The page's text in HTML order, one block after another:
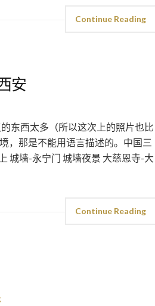
Continue Reading
安
东西太多（所以这次上的照片也比
，那是不能用语言描述的。中国三
城墙-永宁门 城墙夜景 大慈恩寺-大
Continue Reading